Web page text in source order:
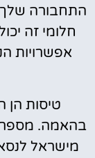
התחבורה
חלומי זה
אפשרויות
טיסות הן
בהאמה. מספר
מישראל